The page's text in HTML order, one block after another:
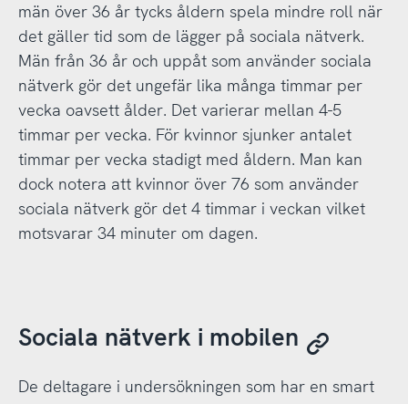
män över 36 år tycks åldern spela mindre roll när
det gäller tid som de lägger på sociala nätverk.
Män från 36 år och uppåt som använder sociala
nätverk gör det ungefär lika många timmar per
vecka oavsett ålder. Det varierar mellan 4-5
timmar per vecka. För kvinnor sjunker antalet
timmar per vecka stadigt med åldern. Man kan
dock notera att kvinnor över 76 som använder
sociala nätverk gör det 4 timmar i veckan vilket
motsvarar 34 minuter om dagen.
Sociala nätverk i mobilen
De deltagare i undersökningen som har en smart